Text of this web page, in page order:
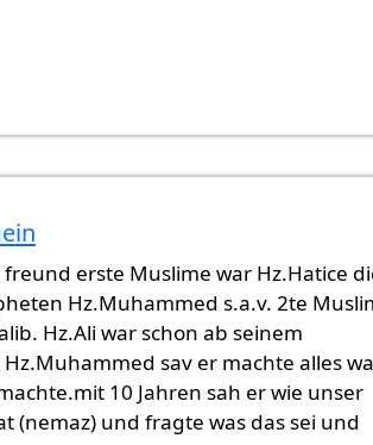
(nicht überprüft)
erste Muslime war Hz.Hatice
Hz.Muhammed s.a.v. 2te
Hz.Ali war schon ab seinem
sav er machte alles
10 Jahren sah er wie unser
(nemaz) und fragte was das sei und